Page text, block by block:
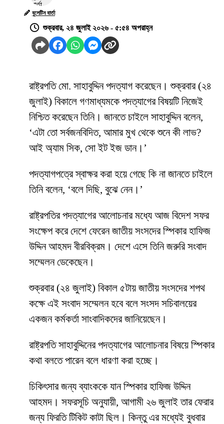
বুলেটিন বার্তা
শুক্রবার, ২৪ জুলাই ২০২৬ - ৫:৫৪ অপরাহ্ন
রাষ্ট্রপতি মো. সাহাবুদ্দিন পদত্যাগ করেছেন। শুক্রবার (২৪
জুলাই) বিকালে গণমাধ্যমকে পদত্যাগের বিষয়টি নিজেই
নিশ্চিত করেছেন তিনি। জানতে চাইলে সাহাবুদ্দিন বলেন,
‘এটা তো সর্বজনবিদিত, আমার মুখ থেকে শুনে কী লাভ?
আই অ্যাম সিক, সো ইট ইজ ডান।’
পদত্যাগপত্রে স্বাক্ষর করা হয়ে গেছে কি না জানতে চাইলে
তিনি বলেন, ‘বলে দিছি, বুঝে নেন।’
রাষ্ট্রপতির পদত্যাগের আলোচনার মধ্যে আজ বিদেশ সফর
সংক্ষেপ করে দেশে ফেরেন জাতীয় সংসদের স্পিকার হাফিজ
উদ্দিন আহমদ বীরবিক্রম। দেশে এসে তিনি জরুরি সংবাদ
সম্মেলন ডেকেছেন।
শুক্রবার (২৪ জুলাই) বিকাল ৫টায় জাতীয় সংসদের শপথ
কক্ষে এই সংবাদ সম্মেলন হবে বলে সংসদ সচিবালয়ের
একজন কর্মকর্তা সাংবাদিকদের জানিয়েছেন।
রাষ্ট্রপতি সাহাবুদ্দিনের পদত্যাগের আলোচনার বিষয়ে স্পিকার
কথা বলতে পারেন বলে ধারণা করা হচ্ছে।
চিকিৎসার জন্য ব্যাংককে যান স্পিকার হাফিজ উদ্দিন
আহমদ। সফরসূচি অনুযায়ী, আগামী ২৬ জুলাই তার ফেরার
জন্য ফিরতি টিকিট কাটা ছিল। কিন্তু এর মধ্যেই বুধবার